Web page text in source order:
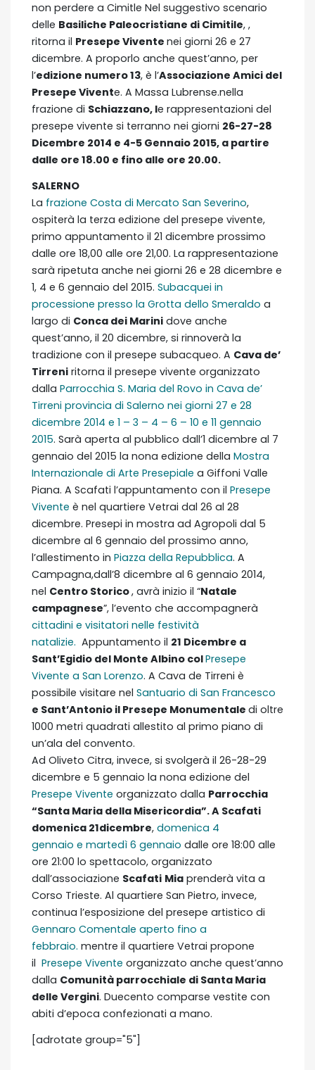
non perdere a Cimitle Nel suggestivo scenario
delle Basiliche Paleocristiane di Cimitile, ,
ritorna il Presepe Vivente nei giorni 26 e 27
dicembre. A proporlo anche quest’anno, per
l’edizione numero 13, è l’Associazione Amici del
Presepe Vivente. A Massa Lubrense.nella
frazione di Schiazzano, le rappresentazioni del
presepe vivente si terranno nei giorni 26-27-28
Dicembre 2014 e 4-5 Gennaio 2015, a partire
dalle ore 18.00 e fino alle ore 20.00.
SALERNO
La frazione Costa di Mercato San Severino,
ospiterà la terza edizione del presepe vivente,
primo appuntamento il 21 dicembre prossimo
dalle ore 18,00 alle ore 21,00. La rappresentazione
sarà ripetuta anche nei giorni 26 e 28 dicembre e
1, 4 e 6 gennaio del 2015. Subacquei in
processione presso la Grotta dello Smeraldo a
largo di Conca dei Marini dove anche
quest’anno, il 20 dicembre, si rinnoverà la
tradizione con il presepe subacqueo. A Cava de’
Tirreni ritorna il presepe vivente organizzato
dalla Parrocchia S. Maria del Rovo in Cava de’
Tirreni provincia di Salerno nei giorni 27 e 28
dicembre 2014 e 1 – 3 – 4 – 6 – 10 e 11 gennaio
2015. Sarà aperta al pubblico dall’1 dicembre al 7
gennaio del 2015 la nona edizione della Mostra
Internazionale di Arte Presepiale a Giffoni Valle
Piana. A Scafati l’appuntamento con il Presepe
Vivente è nel quartiere Vetrai dal 26 al 28
dicembre. Presepi in mostra ad Agropoli dal 5
dicembre al 6 gennaio del prossimo anno,
l’allestimento in Piazza della Repubblica. A
Campagna,dall’8 dicembre al 6 gennaio 2014,
nel Centro Storico, avrà inizio il “Natale
campagnese”, l’evento che accompagnerà
cittadini e visitatori nelle festività
natalizie. Appuntamento il 21 Dicembre a
Sant’Egidio del Monte Albino colPresepe
Vivente a San Lorenzo. A Cava de Tirreni è
possibile visitare nel Santuario di San Francesco
e Sant’Antonio il Presepe Monumentale di oltre
1000 metri quadrati allestito al primo piano di
un’ala del convento.
Ad Oliveto Citra, invece, si svolgerà il 26-28-29
dicembre e 5 gennaio la nona edizione del
Presepe Vivente organizzato dalla Parrocchia
“Santa Maria della Misericordia”. A Scafati
domenica 21dicembre, domenica 4
gennaio e martedì 6 gennaio dalle ore 18:00 alle
ore 21:00 lo spettacolo, organizzato
dall’associazione Scafati Mia prenderà vita a
Corso Trieste. Al quartiere San Pietro, invece,
continua l’esposizione del presepe artistico di
Gennaro Comentale aperto fino a
febbraio. mentre il quartiere Vetrai propone
il Presepe Vivente organizzato anche quest’anno
dalla Comunità parrocchiale di Santa Maria
delle Vergini. Duecento comparse vestite con
abiti d’epoca confezionati a mano.
[adrotate group="5"]